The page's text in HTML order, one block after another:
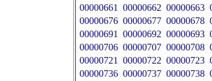
00000661
00000662 00000663
00000676 00000677 00000678
00000691
00000692 00000693
00000706 00000707 00000708
00000721
00000722 00000723
00000736 00000737 00000738